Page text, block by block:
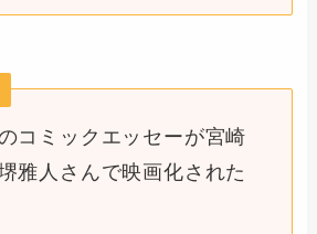
コミックエッセーが宮崎
雅人さんで映画化された